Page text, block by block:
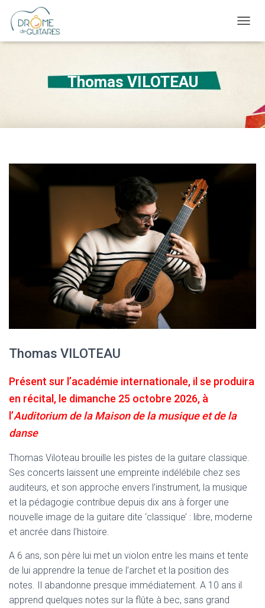
Thomas VILOTEAU
Thomas VILOTEAU
Présent sur l’académie internationale, il se produira
en récital, le dimanche 25 octobre 2026, à
l’Auditorium de la Maison de la musique et de la
danse
Thomas Viloteau brouille les pistes de la guitare classique.
Ses concerts laissent une empreinte indélébile chez ses
auditeurs, et son approche envers l’instrument, la musique
et la pédagogie contribue depuis dix ans à forger une
nouvelle image de la guitare dite ‘classique’ : libre, moderne
et ancrée dans l’histoire.
A 6 ans, son père lui met un violon entre les mains et tente
de lui apprendre la tenue de l’archet et la position des
notes. Il abandonne presque immédiatement. A 10 ans il
apprend quelques notes sur la flûte à bec, sans grand